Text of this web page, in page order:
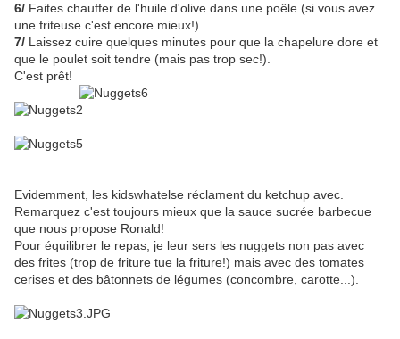
6/ Faites chauffer de l'huile d'olive dans une poêle (si vous avez
une friteuse c'est encore mieux!).
7/ Laissez cuire quelques minutes pour que la chapelure dore et
que le poulet soit tendre (mais pas trop sec!).
C'est prêt!
Evidemment, les kidswhatelse réclament du ketchup avec.
Remarquez c'est toujours mieux que la sauce sucrée barbecue
que nous propose Ronald!
Pour équilibrer le repas, je leur sers les nuggets non pas avec
des frites (trop de friture tue la friture!) mais avec des tomates
cerises et des bâtonnets de légumes (concombre, carotte...).